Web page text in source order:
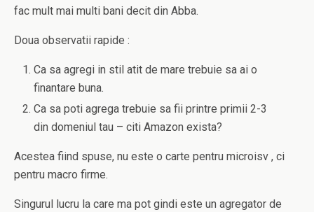
fac mult mai multi bani decit din Abba.
Doua observatii rapide :
Ca sa agregi in stil atit de mare trebuie sa ai o
finantare buna.
Ca sa poti agrega trebuie sa fii printre primii 2-3
din domeniul tau – citi Amazon exista?
Acestea fiind spuse, nu este o carte pentru microisv , ci
pentru macro firme.
Singurul lucru la care ma pot gindi este un agregator de